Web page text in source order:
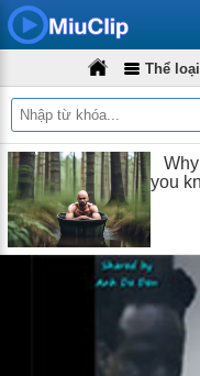
Thể loại